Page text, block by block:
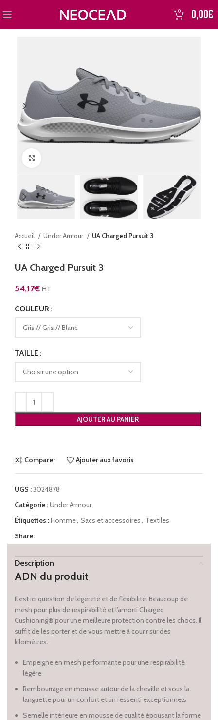
0 0,00€
Accueil Under Armour UA Charged Pursuit 3
UA Charged Pursuit 3
54,17€ HT
COULEUR
TAILLE
AJOUTER AU PANIER
Comparer Ajouter aux favoris
UGS :3024878
Catégorie :Under Armour
Étiquettes :Homme, Sacs et accessoires, Textiles
Share:
Description
ADN du produit
Il est ici question de légèreté et de flexibilité. Beaucoup de
mesh pour plus de respirabilité et l’amorti Charged
Cushioning® pour une meilleure protection contre les chocs. Il
suffit de les porter et de vous mettre à courir sur des
kilomètres.
Empeigne en mesh performante pour une respirabilité
légère
Rembourrage en mousse autour de la cheville et sous la
languette pour un confort et un ressenti exceptionnels
Semelle intérieure en mousse de qualité épousant la forme